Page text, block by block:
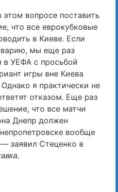
этом вопросе поставить
что все еврокубковые
в Киеве. Если
мы еще раз
в УЕФА с просьбой
игры вне Киева
я практически не
отказом. Еще раз
что все матчи
Днепр должен
вообще
заявил Стеценко в
.